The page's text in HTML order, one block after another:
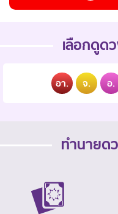
เลือกดูด
อา. จ. อ.
ทำนายด